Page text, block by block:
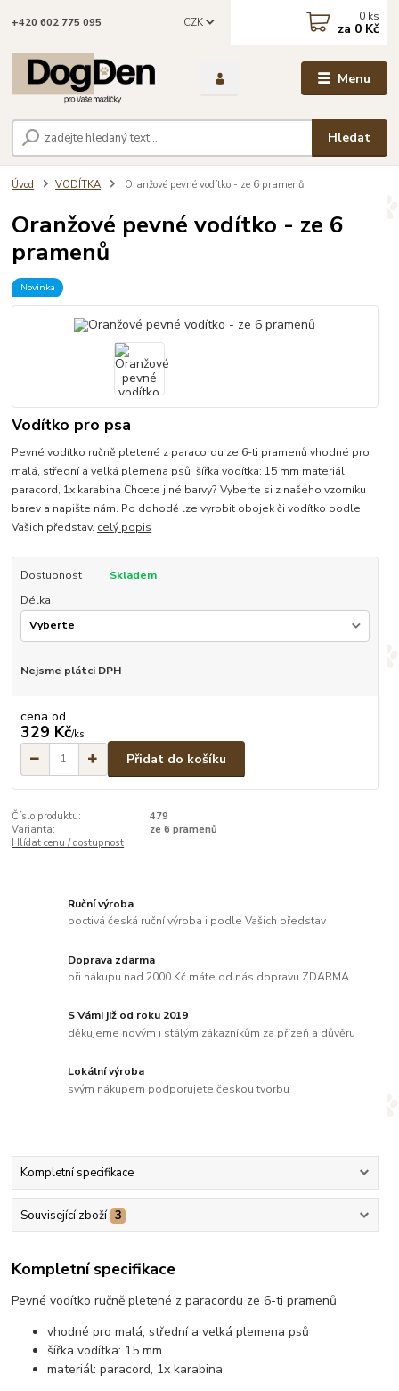
Menu
CZK
Hledat
+420 602 775 095 0 ks
za 0 Kč
Úvod VODÍTKA Oranžové pevné vodítko - ze 6 pramenů
Oranžové pevné vodítko - ze 6
pramenů
Novinka
Vodítko pro psa
Pevné vodítko ručně pletené z paracordu ze 6-ti pramenů vhodné pro
malá, střední a velká plemena psů šířka vodítka: 15 mm materiál:
paracord, 1x karabina Chcete jiné barvy? Vyberte si z našeho vzorníku
barev a napište nám. Po dohodě lze vyrobit obojek či vodítko podle
Vašich představ. celý popis
Dostupnost
Skladem
Délka
Nejsme plátci DPH
cena od
329 Kč/ks
Přidat do košíku
Číslo produktu:
479
Varianta:
ze 6 pramenů
Hlídat cenu / dostupnost
Ruční výroba
poctivá česká ruční výroba i podle Vašich představ
Doprava zdarma
při nákupu nad 2000 Kč máte od nás dopravu ZDARMA
S Vámi již od roku 2019
děkujeme novým i stálým zákazníkům za přízeň a důvěru
Lokální výroba
svým nákupem podporujete českou tvorbu
Kompletní specifikace
Související zboží 3
Kompletní specifikace
Pevné vodítko ručně pletené z paracordu ze 6-ti pramenů
vhodné pro malá, střední a velká plemena psů
šířka vodítka: 15 mm
materiál: paracord, 1x karabina